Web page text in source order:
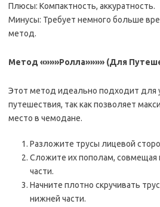
Плюсы: Компактность, аккуратность.
Минусы: Требует немного больше
метод.
Метод «»»»Ролла»»»» (Для
Этот метод идеально подходит для
путешествия, так как позволяет
место в чемодане.
Разложите трусы лицевой
Сложите их пополам,
части.
Начните плотно скручивать
нижней части.